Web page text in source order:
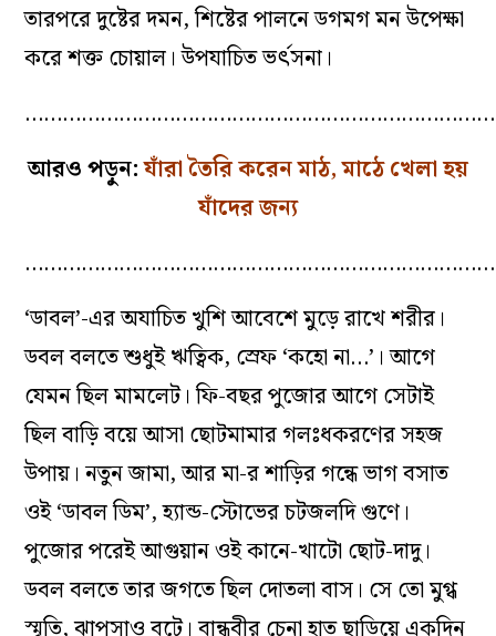
তারপরে দুষ্টের দমন, শিষ্টের পালনে ডগমগ মন উপেক্ষা
করে শক্ত চোয়াল। উপযাচিত ভর্ৎসনা।
আরও পড়ুন:যাঁরা তৈরি করেন মাঠ, মাঠে খেলা হয়
যাঁদের জন্য
‘ডাবল’-এর অযাচিত খুশি আবেশে মুড়ে রাখে শরীর।
ডবল বলতে শুধুই ঋত্বিক, স্রেফ ‘কহো না…’। আগে
যেমন ছিল মামলেট। ফি-বছর পুজোর আগে সেটাই
ছিল বাড়ি বয়ে আসা ছোটমামার গলঃধকরণের সহজ
উপায়। নতুন জামা, আর মা-র শাড়ির গন্ধে ভাগ বসাত
ওই ‘ডাবল ডিম’, হ্যান্ড-স্টোভের চটজলদি গুণে।
পুজোর পরেই আগুয়ান ওই কানে-খাটো ছোট-দাদু।
ডবল বলতে তার জগতে ছিল দোতলা বাস। সে তো মুগ্ধ